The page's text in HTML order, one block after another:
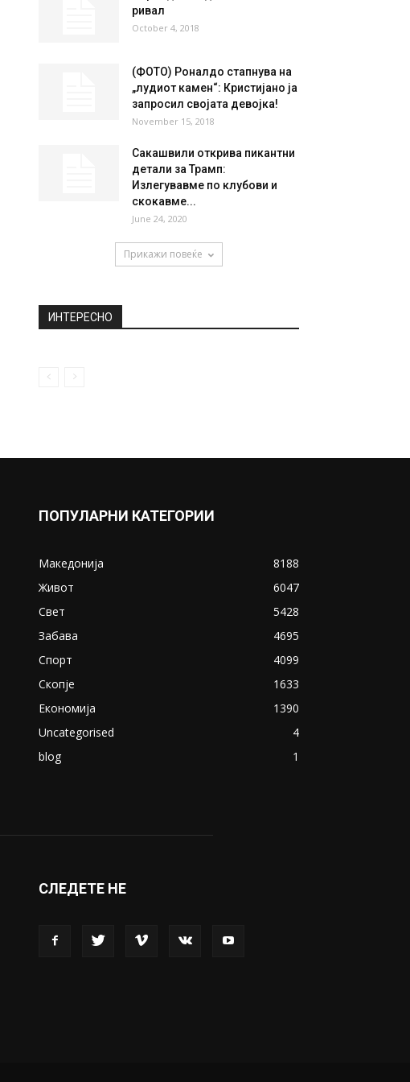
ривал
October 4, 2018
(ФОТО) Роналдо стапнува на
„лудиот камен“: Кристијано ја
запросил својата девојка!
November 15, 2018
Сакашвили открива пикантни
детали за Трамп:
Излегувавме по клубови и
скокавме...
June 24, 2020
Прикажи повеќе
ИНТЕРЕСНО
ПОПУЛАРНИ КАТЕГОРИИ
Македонија
8188
Живот
6047
Свет
5428
Забава
4695
Спорт
4099
Скопје
1633
Економија
1390
Uncategorised
4
blog
1
СЛЕДЕТЕ НЕ